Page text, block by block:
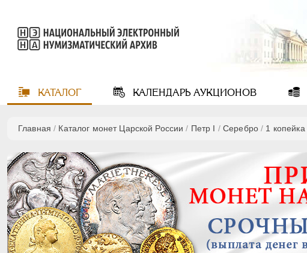
КАТАЛОГ КАЛЕНДАРЬАУКЦИОНОВ
Главная / Каталог монет Царской России / Пeтр I /Серебро / 1 копейка